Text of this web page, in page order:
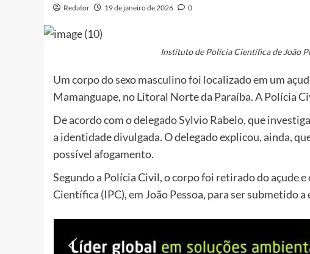
Redator 19 de janeiro de 2026 0
Instituto de Polícia Científica de João
Um corpo do sexo masculino foi localizado em um
Mamanguape, no Litoral Norte da Paraíba. A Polícia
De acordo com o delegado Sylvio Rabelo, que
a identidade divulgada. O delegado explicou, ainda,
possível afogamento.
Segundo a Polícia Civil, o corpo foi retirado do açude
Científica (IPC), em João Pessoa, para ser submetido a